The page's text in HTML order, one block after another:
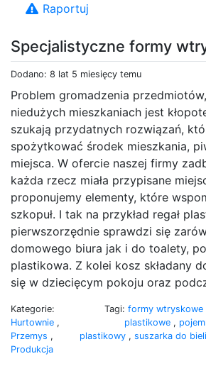
Specjalistyczne formy
Dodano: 8 lat 5 miesięcy temu
Problem gromadzenia
niedużych mieszkaniach jest
szukają przydatnych rozwiązań,
spożytkować środek mieszkania,
miejsca. W ofercie naszej firmy
każda rzecz miała przypisane
proponujemy elementy, które
szkopuł. I tak na przykład regał
pierwszorzędnie sprawdzi się
domowego biura jak i do toalety,
plastikowa. Z kolei kosz składany
się w dziecięcym pokoju oraz
Kategorie:
Hurtownie ,
Przemys ,
Produkcja
Tagi: formy wtryskowe
plastikowe ,
plastikowy , suszarka do
Raportuj